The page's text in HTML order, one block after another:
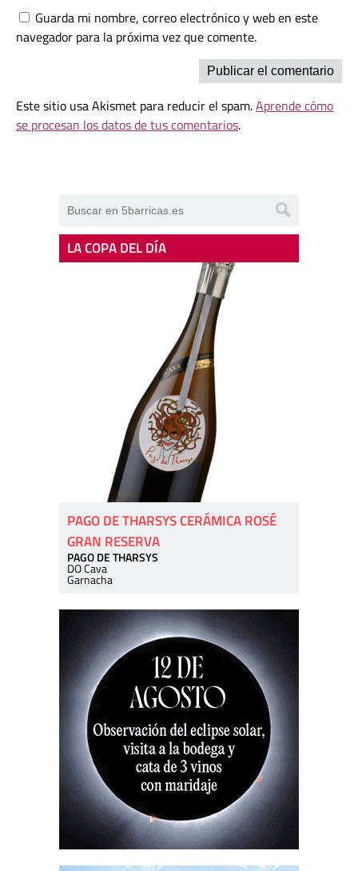
Guarda mi nombre, correo electrónico y web en este
navegador para la próxima vez que comente.
Este sitio usa Akismet para reducir el spam.Aprende cómo
se procesan los datos de tus comentarios.
LA COPA DEL DÍA
PAGO DE THARSYS CERÁMICA ROSÉ
GRAN RESERVA
PAGO DE THARSYS
DO Cava
Garnacha